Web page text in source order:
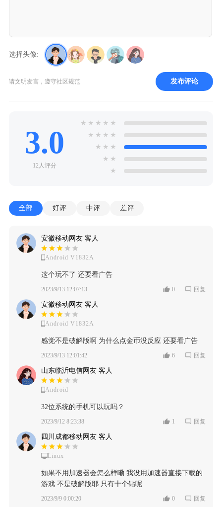
选择头像:
请文明发言，遵守社区规范 发布评论
3.0
12人评分
★ ★ ★ ★ ★
★ ★ ★ ★
★ ★ ★
★ ★
★
全部 好评 中评 差评
安徽移动网友 客人
Android V1832A
这个玩不了 还要看广告
2023/9/13 12:07:13 0 回复
安徽移动网友 客人
Android V1832A
感觉不是破解版啊 为什么点金币没反应 还要看广告
2023/9/13 12:01:42 6 回复
山东临沂电信网友 客人
Android
32位系统的手机可以玩吗？
2023/9/12 8:23:38 1 回复
四川成都移动网友 客人
Linux
如果不用加速器会怎么样嘞 我没用加速器直接下载的
游戏 不是破解版耶 只有十个钻呢
2023/9/9 0:00:20 0 回复